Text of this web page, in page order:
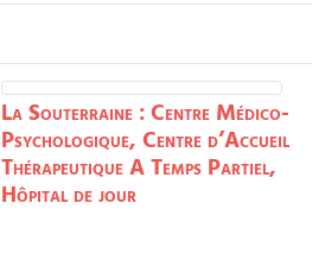
La Souterraine : Centre Médico-
Psychologique, Centre d’Accueil
Thérapeutique A Temps Partiel,
Hôpital de jour